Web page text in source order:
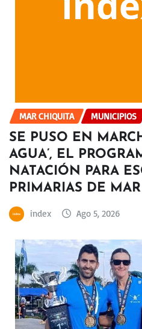
MAR CHIQUITA MUNICIPIOS
SE PUSO EN
AGUA’, EL
NATACIÓN PARA
PRIMARIAS DE
index Ago 5, 2026